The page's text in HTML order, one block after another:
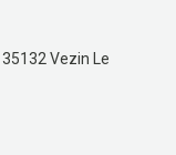
Vezin Le